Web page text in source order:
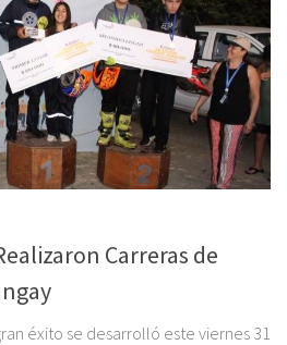
Carreras de
éxito se desarrolló este viernes 31